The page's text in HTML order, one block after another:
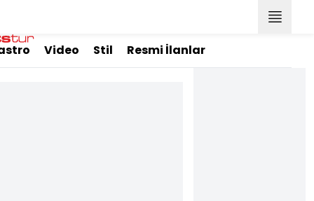
Video Stil Resmi İlanlar